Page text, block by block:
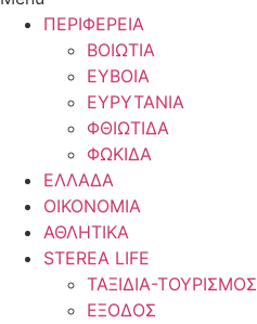
ΠΕΡΙΦΕΡΕΙΑ
ΒΟΙΩΤΙΑ
ΕΥΒΟΙΑ
ΕΥΡΥΤΑΝΙΑ
ΦΘΙΩΤΙΔΑ
ΦΩΚΙΔΑ
ΕΛΛΑΔΑ
ΟΙΚΟΝΟΜΙΑ
ΑΘΛΗΤΙΚΑ
STEREA LIFE
ΤΑΞΙΔΙΑ-ΤΟΥΡΙΣΜΟΣ
ΕΞΟΔΟΣ